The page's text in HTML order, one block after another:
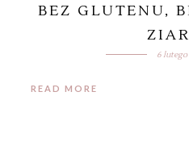
BEZ GLUTENU,
6 lutego
READ MORE